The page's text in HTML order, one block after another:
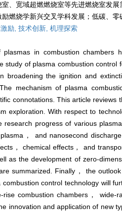
、宽域超燃燃烧室等先进燃烧室发
燃烧学新兴交叉学科发展；低碳、
励, 技术创新, 机理探索
in combustion chambers
study of plasma combustion
broadening the ignition and
mechanism of plasma
connotations. This article
exploration. With respect to
progress of various
， and nanosecond
， chemical effects， and
as the development of zero-
summarized. Finally， the
control technology will
rise combustion chambers，
innovation and application of new